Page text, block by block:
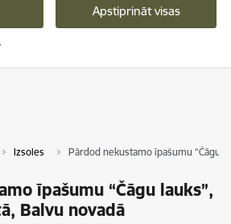
Apstiprināt visas
Izsoles Pārdod nekustamo īpašumu “Čāgu
īpašumu “Čāgu lauks”,
Balvu novadā